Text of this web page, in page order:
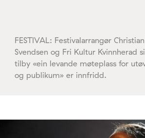
FESTIVAL: Festivalarrangør
Svendsen og Fri Kultur Kvinnherad
tilby «ein levande møteplass for
og publikum» er innfridd.